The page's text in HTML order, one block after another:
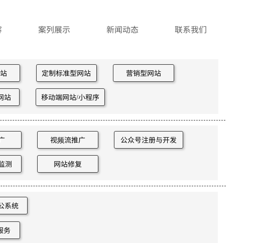
案列展示 新闻动态 联系我们
站
营销型网站
移动端网站/小程序
定制标准型网站
务
系统
公众号注册与开发
视频流推广
测 网站修复